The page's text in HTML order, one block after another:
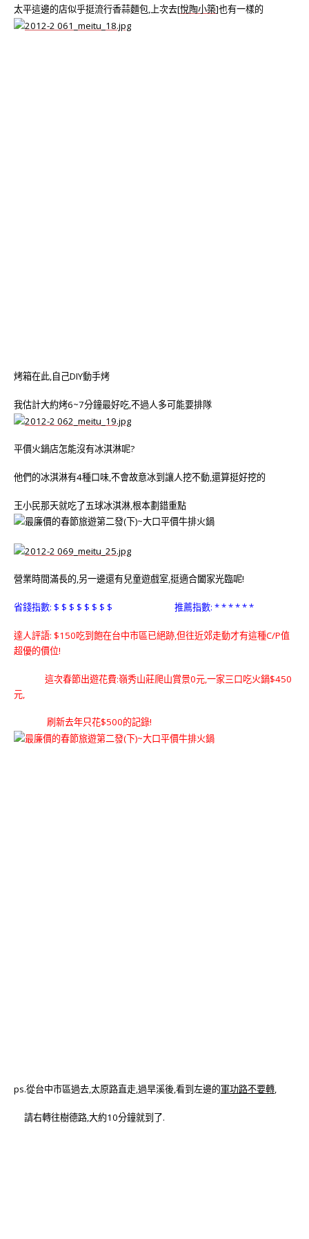
太平這邊的店似乎挺流行香蒜麵包,上次去[悅陶小築]也有一樣的
烤箱在此,自己DIY動手烤
我估計大約烤6~7分鐘最好吃,不過人多可能要排隊
平價火鍋店怎能沒有冰淇淋呢?
他們的冰淇淋有4種口味,不會故意冰到讓人挖不動,還算挺好挖的
王小民那天就吃了五球冰淇淋,根本劃錯重點
營業時間滿長的,另一邊還有兒童遊戲室,挺適合闔家光臨呢!
省錢指數: $ $ $ $ $ $ $ $ 推薦指數: * * * * * *
達人評語: $150吃到飽在台中市區已絕跡,但往近郊走動才有這種C/P值
超優的價位!
這次春節出遊花費:嶺秀山莊爬山賞景0元,一家三口吃火鍋$450
元,
刷新去年只花$500的記錄!
ps.從台中市區過去,太原路直走,過旱溪後,看到左邊的軍功路不要轉,
請右轉往樹德路,大約10分鐘就到了.